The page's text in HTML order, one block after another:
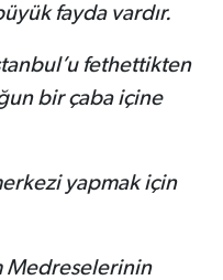
fayda vardır.
fethettikten
bir çaba içine
yapmak için
Medreselerinin